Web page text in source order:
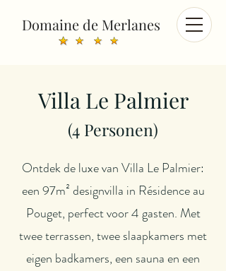
Domaine de Merlanes
Villa Le Palmier
(4 Personen)
Ontdek de luxe van Villa Le Palmier:
een 97m² designvilla in Résidence au
Pouget, perfect voor 4 gasten. Met
twee terrassen, twee slaapkamers met
eigen badkamers, een sauna en een